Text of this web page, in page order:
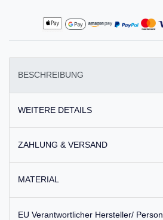
BESCHREIBUNG
WEITERE DETAILS
ZAHLUNG & VERSAND
MATERIAL
EU Verantwortlicher Hersteller/ Person